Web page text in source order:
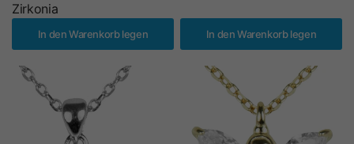
Zirkonia
In den Warenkorb legen In den Warenkorb legen